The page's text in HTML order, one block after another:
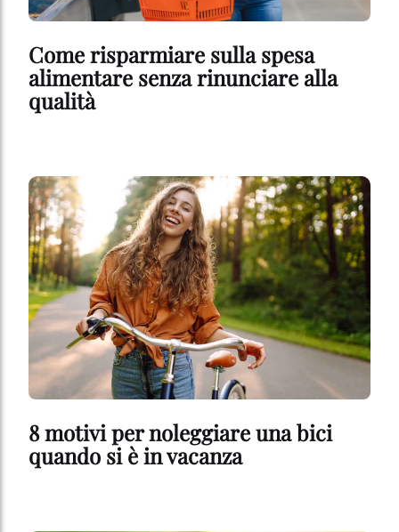
Come risparmiare sulla spesa
alimentare senza rinunciare alla
qualità
8 motivi per noleggiare una bici
quando si è in vacanza